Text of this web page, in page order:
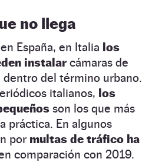
no llega
España, en Italia los
instalarcámaras de
del término urbano.
italianos, los
son los que más
práctica. En algunos
por multas de tráfico ha
comparación con 2019.